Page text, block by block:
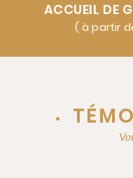
ACCUEIL DE
( à partir